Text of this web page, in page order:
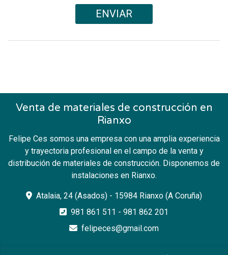
Venta de materiales de construcción en
Rianxo
Felipe Ces somos una empresa con una amplia experiencia
y trayectoria profesional en el campo de la venta y
distribución de materiales de construcción. Disponemos de
instalaciones en Rianxo.
Atalaia, 24 (Asados) - 15984 Rianxo (A Coruña)
981 861 511 - 981 862 201
felipeces@gmail.com